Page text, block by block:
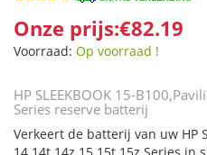
Onze prijs:€82.19
Voorraad: Op voorraad !
HP SLEEKBOOK 15-
Series reserve batterij
Verkeert de batterij van uw HP